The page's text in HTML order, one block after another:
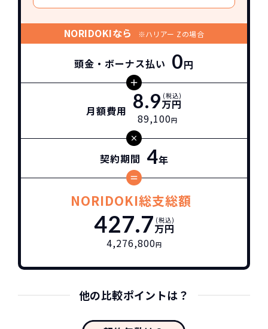
NORIDOKIなら ※ハリアー Zの場合
頭金・ボーナス払い 0円
月額費用 8.9万円
(税込)
89,100円
契約期間 4年
NORIDOKI総支総額
427.7万円
(税込)
4,276,800円
他の比較ポイントは？